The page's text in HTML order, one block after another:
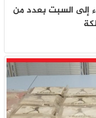
إلى السبت بعدد من